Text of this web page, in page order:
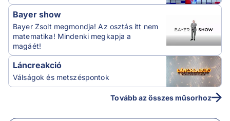
Bayer show
Bayer Zsolt megmondja! Az osztás itt nem
matematika! Mindenki megkapja a
magáét!
Láncreakció
Válságok és metszéspontok
Tovább az összes műsorhoz